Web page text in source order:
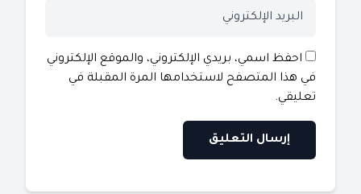
احفظ اسمي، بريدي الإلكتروني، والموقع الإلكتروني
في هذا المتصفح لاستخدامها المرة المقبلة في
تعليقي.